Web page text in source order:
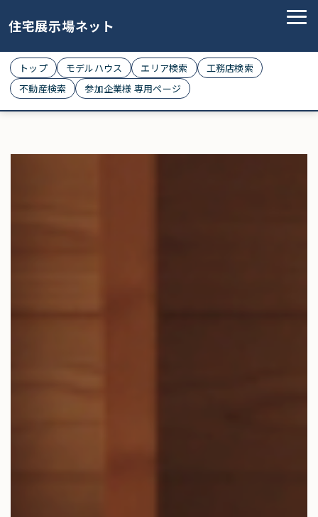
住宅展示場ネット
トップ モデルハウス エリア検索
工務店検索
不動産検索
参加企業様 専用ページ